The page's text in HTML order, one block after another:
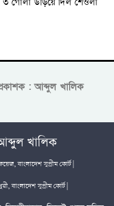
৩ গোলা উড়িয়ে দিল শেওলা
প্রকাশক : আব্দুল খালিক
খালিক
বাংলাদেশ সুপ্রীম কোর্ট |
বাংলাদেশ সুপ্রীম কোর্ট |